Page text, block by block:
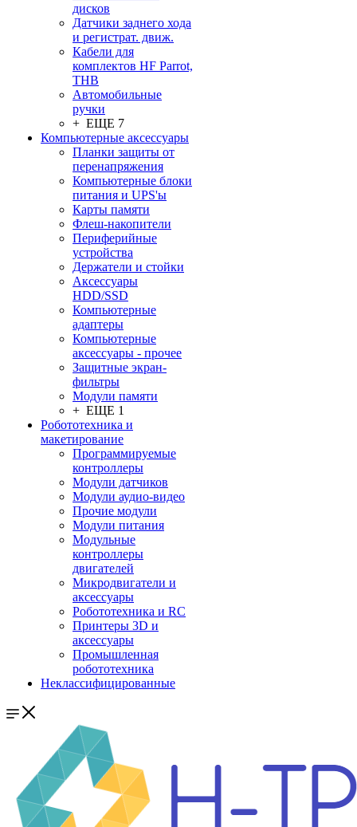
дисков
Датчики заднего хода
и регистрат. движ.
Кабели для
комплектов HF Parrot,
THB
Автомобильные
ручки
+ ЕЩЕ 7
Компьютерные аксессуары
Планки защиты от
перенапряжения
Компьютерные блоки
питания и UPS'ы
Карты памяти
Флеш-накопители
Периферийные
устройства
Держатели и стойки
Аксессуары
HDD/SSD
Компьютерные
адаптеры
Компьютерные
аксессуары - прочее
Защитные экран-
фильтры
Модули памяти
+ ЕЩЕ 1
Робототехника и
макетирование
Программируемые
контроллеры
Модули датчиков
Модули аудио-видео
Прочие модули
Модули питания
Модульные
контроллеры
двигателей
Микродвигатели и
аксессуары
Робототехника и RC
Принтеры 3D и
аксессуары
Промышленная
робототехника
Неклассифицированные